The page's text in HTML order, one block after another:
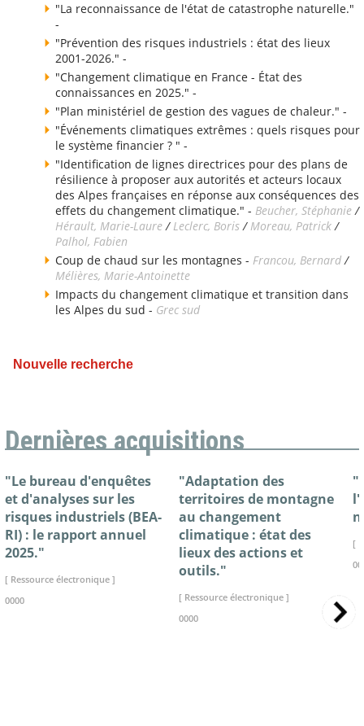
"La reconnaissance de l'état de catastrophe naturelle."
-
"Prévention des risques industriels : état des lieux
2001-2026." -
"Changement climatique en France - État des
connaissances en 2025." -
"Plan ministériel de gestion des vagues de chaleur." -
"Événements climatiques extrêmes : quels risques pour
le système financier ? " -
"Identification de lignes directrices pour des plans de
résilience à proposer aux autorités et acteurs locaux
des Alpes françaises en réponse aux conséquences des
effets du changement climatique." - Beucher, Stéphanie/
Hérault, Marie-Laure/ Leclerc, Boris/Moreau, Patrick/
Palhol, Fabien
Coup de chaud sur les montagnes - Francou, Bernard/
Mélières, Marie-Antoinette
Impacts du changement climatique et transition dans
les Alpes du sud - Grec sud
Nouvelle recherche
Dernières acquisitions
"Le bureau d'enquêtes
et d'analyses sur les
risques industriels (BEA-
RI) : le rapport annuel
2025."
[ Ressource électronique ]
0000
"Adaptation des
territoires de montagne
au changement
climatique : état des
lieux des actions et
outils."
[ Ressource électronique ]
0000
[